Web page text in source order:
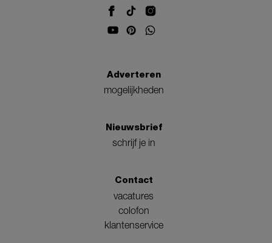
Adverteren
mogelijkheden
Nieuwsbrief
schrijf je in
Contact
vacatures
colofon
klantenservice